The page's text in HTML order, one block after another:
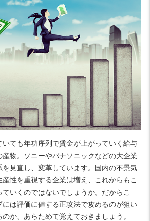
ても年功序列で賃金が上がっていく給与
物。ソニーやパナソニックなどの大企業
を見直し、変革しています。国内の不景気
性を重視する企業は増え、これからもこ
いくのではないでしょうか。だからこ
は評価に値する正攻法で攻めるのが狙い
か、あらためて覚えておきましょう。